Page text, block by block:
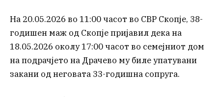
На 20.05.2026 во 11:00 часот во СВР Скопје, 38-
годишен маж од Скопје пријавил дека на
18.05.2026 околу 17:00 часот во семејниот дом
на подрачјето на Драчево му биле упатувани
закани од неговата 33-годишна сопруга.